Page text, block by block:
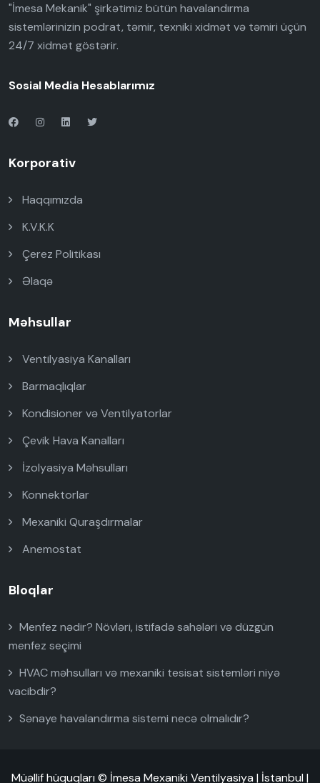
"İmesa Mekanik" şirkətimiz bütün havalandırma
sistemlərinizin podrat, təmir, texniki xidmət və təmiri üçün
24/7 xidmət göstərir.
Sosial Media Hesablarımız
Korporativ
Haqqımızda
K.V.K.K
Çerez Politikası
Əlaqə
Məhsullar
Ventilyasiya Kanalları
Barmaqlıqlar
Kondisioner və Ventilyatorlar
Çevik Hava Kanalları
İzolyasiya Məhsulları
Konnektorlar
Mexaniki Quraşdırmalar
Anemostat
Bloqlar
Menfez nədir? Növləri, istifadə sahələri və düzgün
menfez seçimi
HVAC məhsulları və mexaniki tesisat sistemləri niyə
vacibdir?
Sənaye havalandırma sistemi necə olmalıdır?
Müəllif hüquqları © İmesa Mexaniki Ventilyasiya | İstanbul |